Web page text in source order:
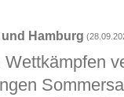
Hamburg